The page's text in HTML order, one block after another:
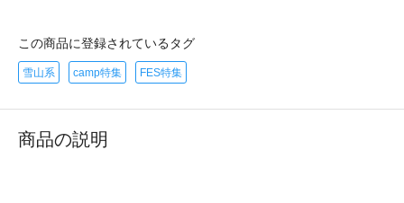
この商品に登録されているタグ
雪山系 camp特集 FES特集
商品の説明